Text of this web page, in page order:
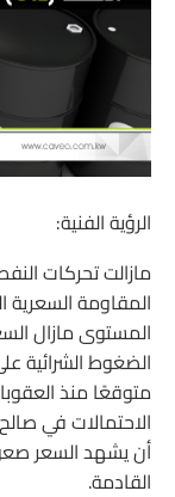
الرؤية الفنية:
مازالت تحركات
المستوى مازال
الضغوط الشرائية
متوقعًا منذ
الاحتمالات في
القادمة.